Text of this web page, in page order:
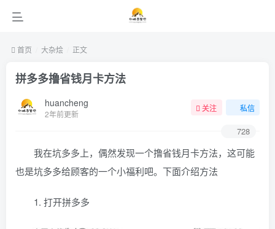
首页 大杂烩 正文
拼多多撸省钱月卡方法
huancheng
2年前更新
关注 私信
728
我在坑多多上，偶然发现一个撸省钱月卡方法，这可能
也是坑多多给顾客的一个小福利吧。下面介绍方法
1. 打开拼多多